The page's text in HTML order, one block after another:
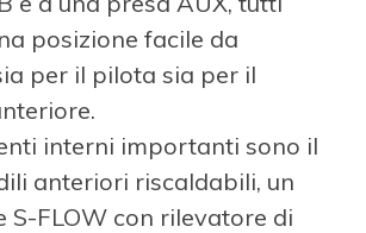
posizione facile da
per il pilota sia per il
interni importanti sono il
anteriori riscaldabili, un
S-FLOW con rilevatore di